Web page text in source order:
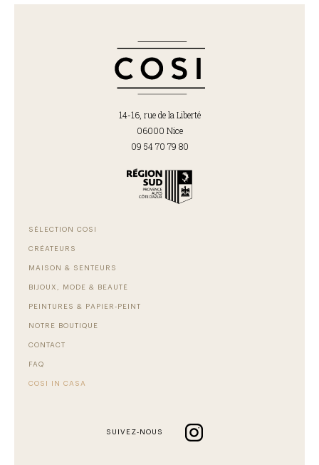
14-16, rue de la Liberté
06000 Nice
09 54 70 79 80
SÉLECTION COSI
CRÉATEURS
MAISON & SENTEURS
BIJOUX, MODE & BEAUTÉ
PEINTURES & PAPIER-PEINT
NOTRE BOUTIQUE
CONTACT
FAQ
COSI IN CASA
SUIVEZ-NOUS